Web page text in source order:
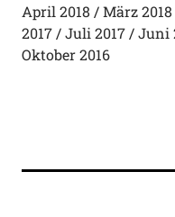
April 2018
März 2018
2017
Juli 2017 Juni
Oktober 2016